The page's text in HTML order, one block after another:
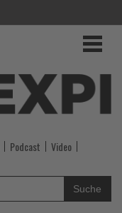
Podcast
Video
Suche